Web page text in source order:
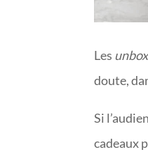
Les
doute,
Si
cadeaux